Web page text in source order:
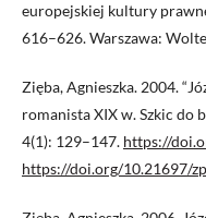
europejskiej kultury
616–626. Warszawa:
Zięba, Agnieszka. 2004.
romanista XIX w. Szkic do
4(1): 129–147. https://
https://doi.org/10.21697/